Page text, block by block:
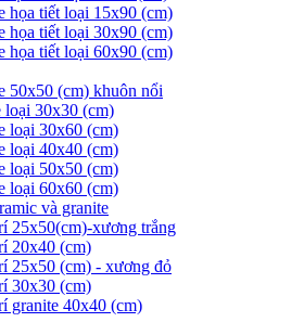
họa tiết loại 15x90 (cm)
họa tiết loại 30x90 (cm)
họa tiết loại 60x90 (cm)
50x50 (cm) khuôn nổi
loại 30x30 (cm)
loại 30x60 (cm)
loại 40x40 (cm)
loại 50x50 (cm)
loại 60x60 (cm)
và granite
25x50(cm)-xương trắng
20x40 (cm)
25x50 (cm) - xương đỏ
30x30 (cm)
granite 40x40 (cm)